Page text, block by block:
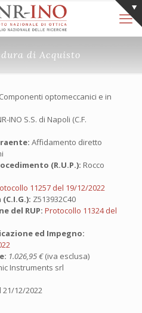
di Acquisto
Componenti optomeccanici e in
INO S.S. di Napoli (C.F.
Affidamento diretto
(R.U.P.): Rocco
11257 del 19/12/2022
Z513932C40
del RUP: Protocollo 11324 del
ed Impegno:
1.026,95 €(iva esclusa)
Instruments srl
21/12/2022